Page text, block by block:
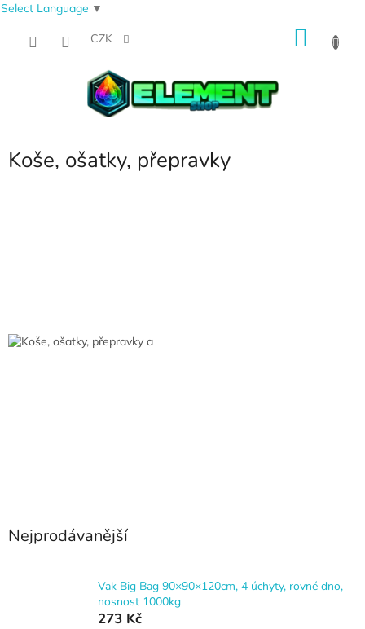
Select Language ▼
CZK
Koše, ošatky, přepravky
Nejprodávanější
Vak Big Bag 90×90×120cm, 4 úchyty, rovné dno,
nosnost 1000kg
273 Kč